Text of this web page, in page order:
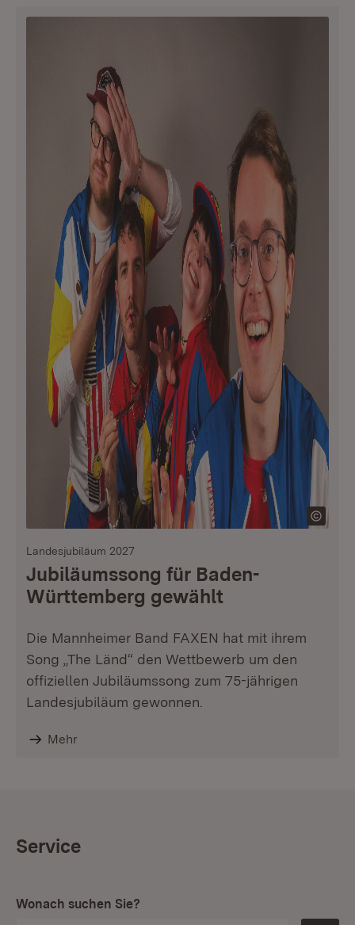
Landesjubiläum 2027
Jubiläumssong für Baden-
Württemberg gewählt
Die Mannheimer Band FAXEN hat mit ihrem
Song „The Länd“ den Wettbewerb um den
offiziellen Jubiläumssong zum 75-jährigen
Landesjubiläum gewonnen.
Mehr
Service
Wonach suchen Sie?